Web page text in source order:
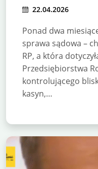
22.04.2026
Ponad dwa
sprawa sądowa –
RP, a która
Przedsiębiorstwa
kontrolującego
kasyn,…